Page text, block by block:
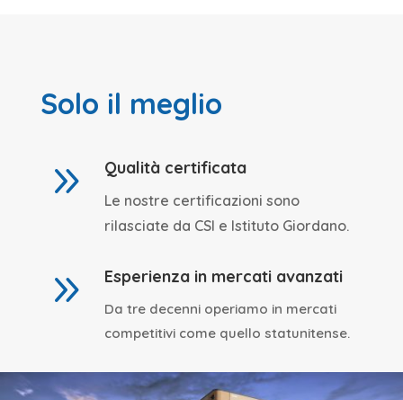
Solo il meglio
9 Qualità certificata
Le nostre certificazioni sono
rilasciate da CSI e Istituto Giordano.
9 Esperienza in mercati avanzati
Da tre decenni operiamo in mercati
competitivi come quello statunitense.